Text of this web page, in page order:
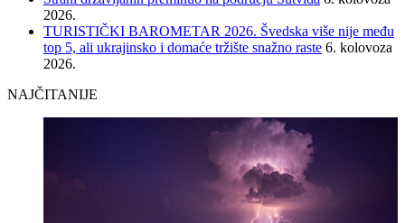
2026.
TURISTIČKI BAROMETAR 2026. Švedska više nije među
top 5, ali ukrajinsko i domaće tržište snažno raste 6. kolovoza
2026.
NAJČITANIJE